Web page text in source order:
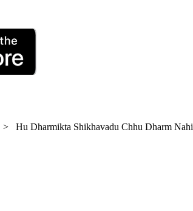
> Hu Dharmikta Shikhavadu Chhu Dharm Nahi